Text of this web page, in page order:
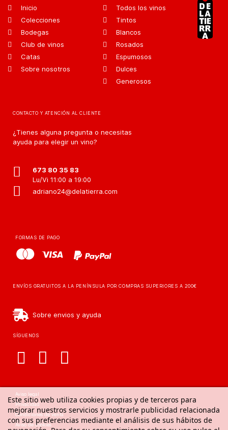
Este sitio web utiliza cookies propias y de terceros para
mejorar nuestros servicios y mostrarle publicidad relacionada
con sus preferencias mediante el análisis de sus hábitos de
Inicio
Colecciones
Bodegas
Club de vinos
Catas
Sobre nosotros
Todos los vinos
Tintos
Blancos
Rosados
Espumosos
Dulces
Generosos
CONTACTO Y ATENCIÓN AL CLIENTE
¿Tienes alguna pregunta o necesitas
ayuda para elegir un vino?
673 80 35 83
Lu/Vi 11:00 a 19:00
adriano24@delatierra.com
FORMAS DE PAGO
ENVÍOS GRATUITOS A LA PENÍNSULA POR COMPRAS SUPERIORES A 200€
Sobre envios y ayuda
SÍGUENOS
Aviso legal
Privacidad
Condiciones de venta
Aviso de cookies